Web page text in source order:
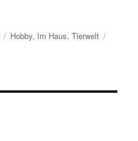
Kategorien
Hobby, Im Haus,Tierwelt